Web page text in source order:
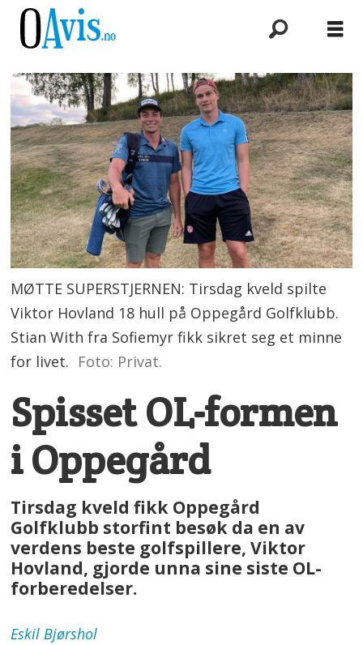
MØTTE SUPERSTJERNEN: Tirsdag kveld spilte
Viktor Hovland 18 hull på Oppegård Golfklubb.
Stian With fra Sofiemyr fikk sikret seg et minne
for livet. Foto: Privat.
Spisset OL-formen
i Oppegård
Tirsdag kveld fikk Oppegård
Golfklubb storfint besøk da en av
verdens beste golfspillere, Viktor
Hovland, gjorde unna sine siste OL-
forberedelser.
Eskil Bjørshol